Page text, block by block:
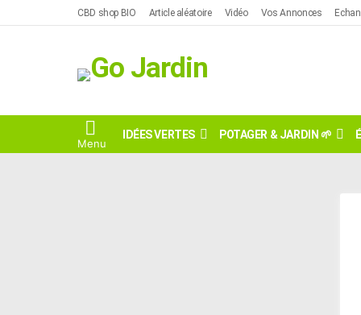
CBD shop BIO Article aléatoire Vidéo Vos Annonces
Menu
IDÉES VERTES POTAGER & JARDIN 🌱